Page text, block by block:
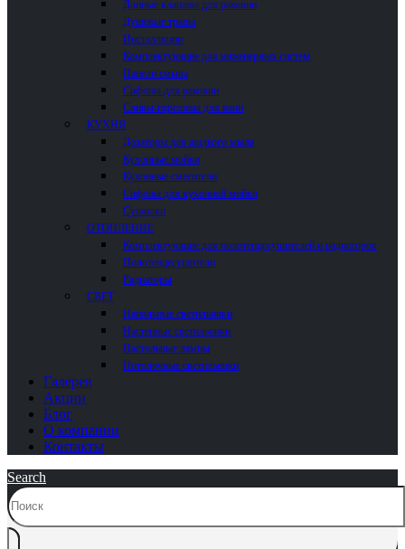
Донные клапаны для раковин
Душевые трапы
Инсталляции
Комплектующие для инженерных систем
Панели смыва
Сифоны для раковин
Сливы-переливы для ванн
КУХНЯ
Дозаторы для жидкого мыла
Кухонные мойки
Кухонные смесители
Сифоны для кухонной мойки
Сушилки
ОТОПЛЕНИЕ
Комплектующие для полотенцесушителей и радиаторов
Полотенцесушители
Радиаторы
СВЕТ
Напольные светильники
Настенные светильники
Настольные лампы
Потолочные светильники
Галерея
Акции
Блог
О компании
Контакты
Search